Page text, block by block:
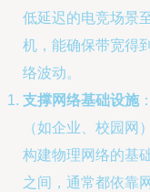
低延迟的电竞场景
机，能确保带宽得
络波动。
支撑网络基础设施
（如企业、校园网
构建物理网络的基
之间，通常都依靠